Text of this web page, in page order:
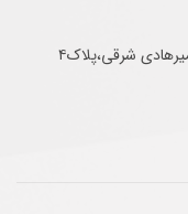
شرقی،پلاک۴